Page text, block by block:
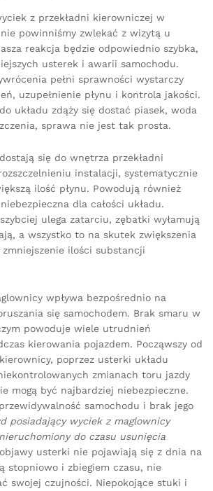
z przekładni kierowniczej w
powinniśmy zwlekać z wizytą u
reakcja będzie odpowiednio szybka,
usterek i awarii samochodu.
pełni sprawności wystarczy
uzupełnienie płynu i kontrola jakości.
układu zdąży się dostać piasek, woda
sprawa nie jest tak prosta.
się do wnętrza przekładni
instalacji, systematycznie
ilość płynu. Powodują również
dla całości układu.
ulega zatarciu, zębatki wyłamują
a wszystko to na skutek zwiększenia
zmniejszenie ilości substancji
wpływa bezpośrednio na
się samochodem. Brak smaru w
powoduje wiele utrudnień
kierowania pojazdem. Począwszy od
poprzez usterki układu
zmianach toru jazdy
mogą być najbardziej niebezpieczne.
samochodu i brak jego
posiadający wyciek z maglownicy
do czasu usunięcia
usterki nie pojawiają się z dnia na
stopniowo i zbiegiem czasu, nie
swojej czujności. Niepokojące stuki i